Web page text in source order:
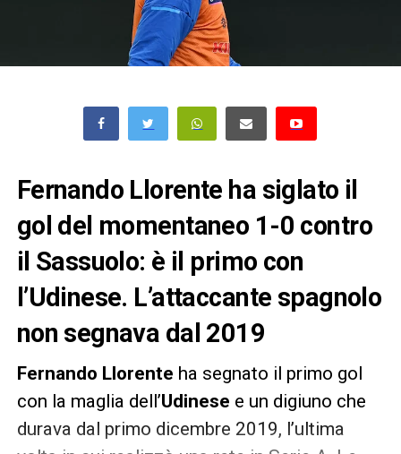
Fernando Llorente ha siglato il
gol del momentaneo 1-0 contro
il Sassuolo: è il primo con
l’Udinese. L’attaccante spagnolo
non segnava dal 2019
Fernando Llorente ha segnato il primo gol
con la maglia dell’Udinese e un digiuno che
durava dal primo dicembre 2019, l’ultima